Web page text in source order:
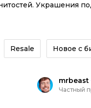
Украшения
перед
Resale Новое с
mrbeast
Частный